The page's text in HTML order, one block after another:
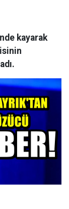
kayarak